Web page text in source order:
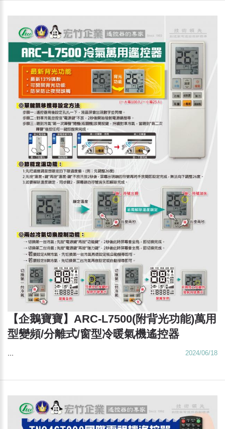
【企鵝寶寶】ARC-L7500(附背光功能)萬用
型變頻/分離式/窗型冷暖氣機遙控器
2024/06/18
...